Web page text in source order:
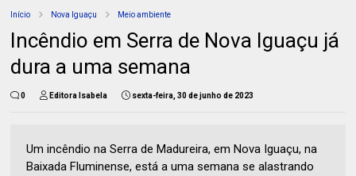
Início Nova Iguaçu Meio ambiente
Incêndio em Serra de Nova Iguaçu já
dura a uma semana
0 Editora Isabela sexta-feira, 30 de junho de 2023
Um incêndio na Serra de Madureira, em Nova Iguaçu, na
Baixada Fluminense, está a uma semana se alastrando